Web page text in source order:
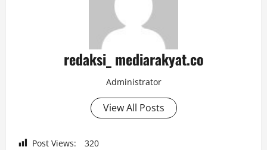
redaksi_ mediarakyat.co
Administrator
View All Posts
Post Views: 320